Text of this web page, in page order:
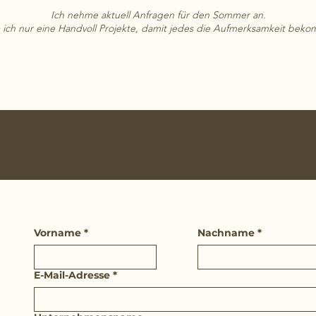
Ich nehme aktuell Anfragen für den Sommer an.
ich nur eine Handvoll Projekte, damit jedes die Aufmerksamkeit
Vorname * Nachname *
E-Mail-Adresse *